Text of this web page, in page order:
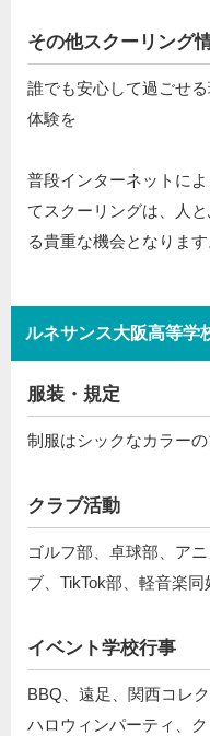
その他スクーリング
誰でも安心して過ごせ
体験を
普段インターネットに
てスクーリングは、人
る貴重な機会となります
ルネサンス大阪高等学
服装・規定
制服はシックなカラー
クラブ活動
ゴルフ部、卓球部、ア
ブ、TikTok部、軽音楽同
イベント学校行事
BBQ、遠足、関西コレ
ハロウィンパーティ、